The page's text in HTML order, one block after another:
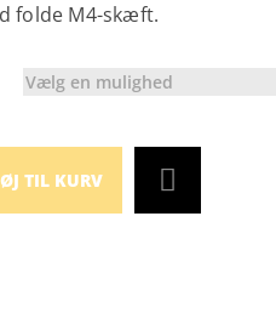
folde M4-skæft.
Vælg en mulighed
TIL KURV